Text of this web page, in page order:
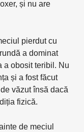
și nu are
pierdut cu
a dominat
a obosit teribil. Nu
și a fost făcut
văzut însă dacă
fizică.
de meciul